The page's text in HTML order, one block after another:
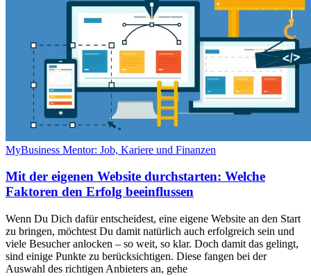
MyBusiness Mentor: Job, Kariere und Finanzen
Mit der eigenen Website durchstarten: Welche
Faktoren den Erfolg beeinflussen
Wenn Du Dich dafür entscheidest, eine eigene Website an den Start
zu bringen, möchtest Du damit natürlich auch erfolgreich sein und
viele Besucher anlocken – so weit, so klar. Doch damit das gelingt,
sind einige Punkte zu berücksichtigen. Diese fangen bei der
Auswahl des richtigen Anbieters an, gehe